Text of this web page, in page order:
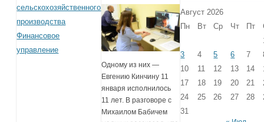
сельскохозяйственного
производства
Финансовое
управление
Одному из них —
Евгению Кинчину 11
января исполнилось
11 лет. В разговоре с
Михаилом Бабичем
Август 2026
Пн
Вт Ср Чт Пт
3
4 5 6 7
10
11 12 13 14
17
18 19 20 21
24
25 26 27 28
31